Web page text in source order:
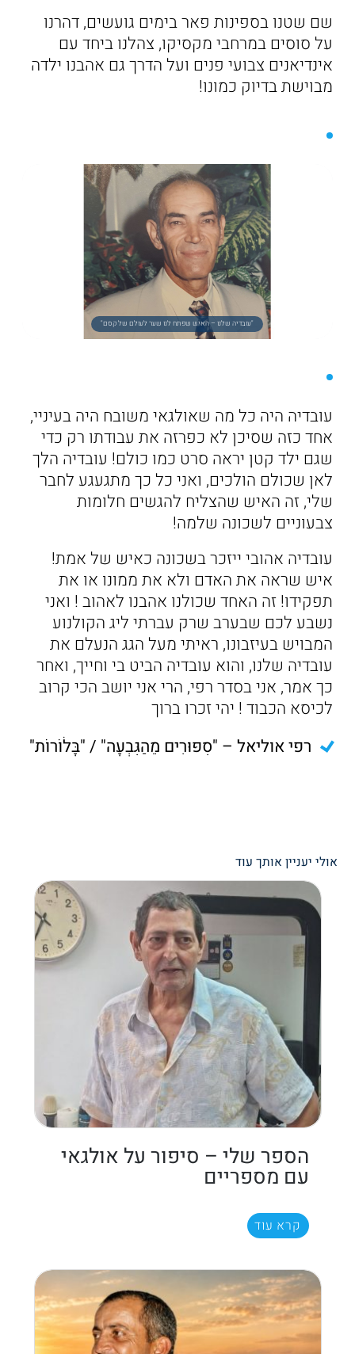
שם שטנו בספינות פאר בימים גועשים, דהרנו
על סוסים במרחבי מקסיקו, צהלנו ביחד עם
אינדיאנים צבועי פנים ועל הדרך גם אהבנו ילדה
מבוישת בדיוק כמונו!
"עובדיה שלנו – האיש שפתח לנו שער לעולם של קסם"
עובדיה היה כל מה שאולגאי משובח היה בעיניי,
אחד כזה שסיכן לא כפרזה את עבודתו רק כדי
שגם ילד קטן יראה סרט כמו כולם! עובדיה הלך
לאן שכולם הולכים, ואני כל כך מתגעגע לחבר
שלי, זה האיש שהצליח להגשים חלומות
צבעוניים לשכונה שלמה!
עובדיה אהובי ייזכר בשכונה כאיש של אמת!
איש שראה את האדם ולא את ממונו או את
תפקידו! זה האחד שכולנו אהבנו לאהוב ! ואני
נשבע לכם שבערב שרק עברתי ליג הקולנוע
המבויש בעיזבונו, ראיתי מעל הגג הנעלם את
עובדיה שלנו, והוא עובדיה הביט בי וחייך, ואחר
כך אמר, אני בסדר רפי, הרי אני יושב הכי קרוב
לכיסא הכבוד ! יהי זכרו ברוך
רפי אוליאל – "סִפּוּרִים מֵהַגִּבְעָה" / "בָּלֹוֹרוֹת"
אולי יעניין אותך עוד
הספר שלי – סיפור על אולגאי
עם מספריים
קרא עוד